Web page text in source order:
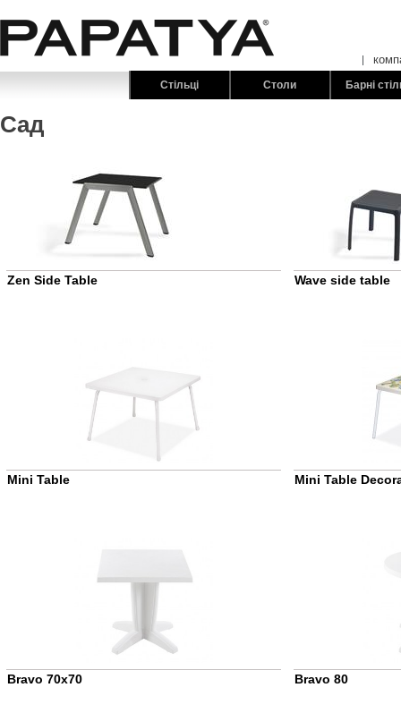
Стільці Столи Барні
Сад
Zen Side Table Wave side table
Mini Table Mini Table
Bravo 70x70 Bravo 80